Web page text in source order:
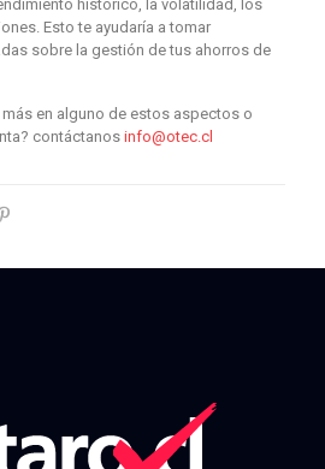
histórico, la volatilidad, los
Esto te ayudaría a tomar
sobre la gestión de tus ahorros de
en alguno de estos aspectos o
contáctanos info@otec.cl